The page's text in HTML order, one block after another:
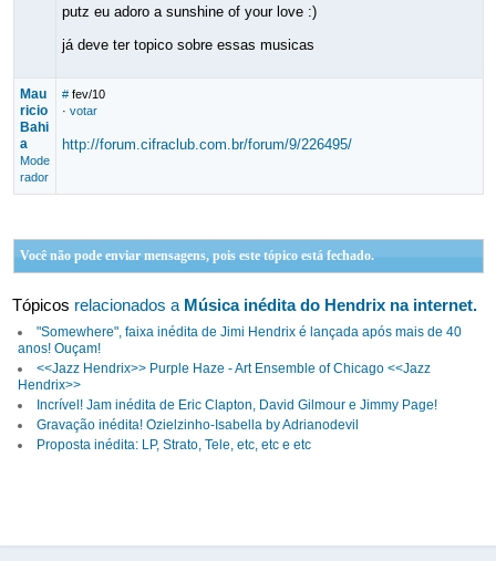
putz eu adoro a sunshine of your love :)
já deve ter topico sobre essas musicas
Mau
ricio
Bahi
a
Mode
rador
# fev/10
· votar
http://forum.cifraclub.com.br/forum/9/226495/
Você não pode enviar mensagens, pois este tópico está fechado.
Tópicos relacionados a Música inédita do Hendrix na internet.
"Somewhere", faixa inédita de Jimi Hendrix é lançada após mais de 40
anos! Ouçam!
<<Jazz Hendrix>> Purple Haze - Art Ensemble of Chicago <<Jazz
Hendrix>>
Incrível! Jam inédita de Eric Clapton, David Gilmour e Jimmy Page!
Gravação inédita! Ozielzinho-Isabella by Adrianodevil
Proposta inédita: LP, Strato, Tele, etc, etc e etc